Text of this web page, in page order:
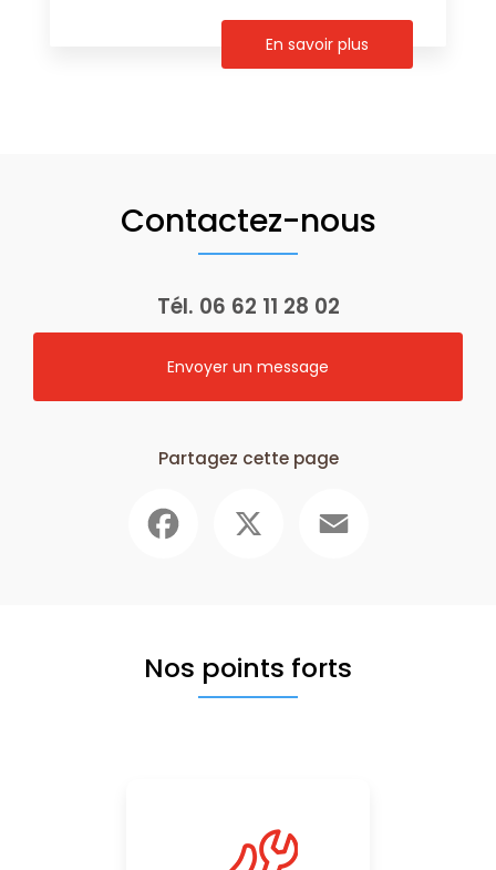
En savoir plus
Contactez-nous
Tél. 06 62 11 28 02
Envoyer un message
Partagez cette page
Nos points forts